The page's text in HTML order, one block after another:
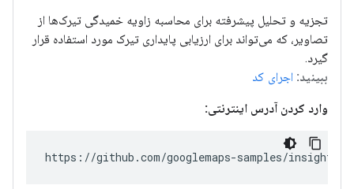
تجزیه و تحلیل پیشرفته برای محاسبه زاویه خمیدگی تیرک‌ها از
تصاویر، که می‌تواند برای ارزیابی پایداری تیرک مورد استفاده قرار
گیرد.
ببینید: اجرای کد
وارد کردن آدرس اینترنتی:
https://github.com/googlemaps-samples/insights-